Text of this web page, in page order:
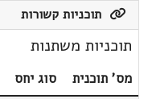
תוכניות קשורות
תוכניות משתנות
מס' תוכנית סוג יחס